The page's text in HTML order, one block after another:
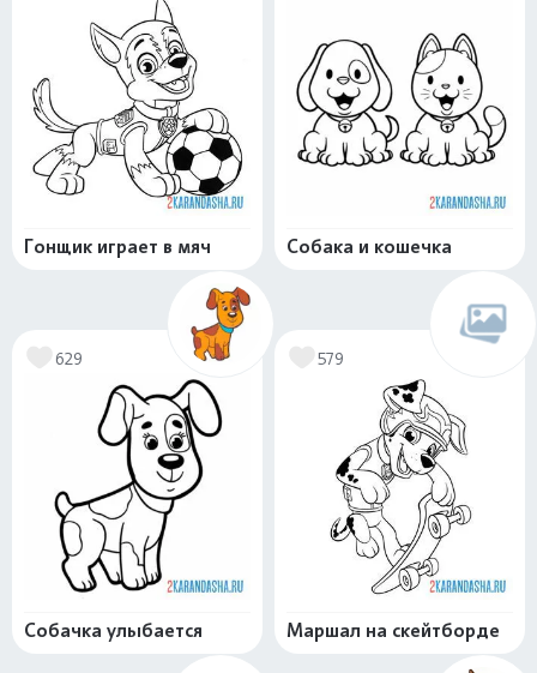
Гонщик играет в мяч Собака и кошечка
629
Собачка улыбается
579
Маршал на скейтборде